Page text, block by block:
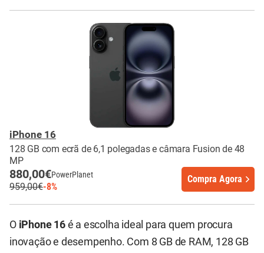
iPhone 16
128 GB com ecrã de 6,1 polegadas e câmara Fusion de 48
MP
880,00€PowerPlanet
959,00€-8%
Compra Agora
OiPhone 16é a escolha ideal para quem procura
inovação e desempenho. Com 8 GB de RAM, 128 GB